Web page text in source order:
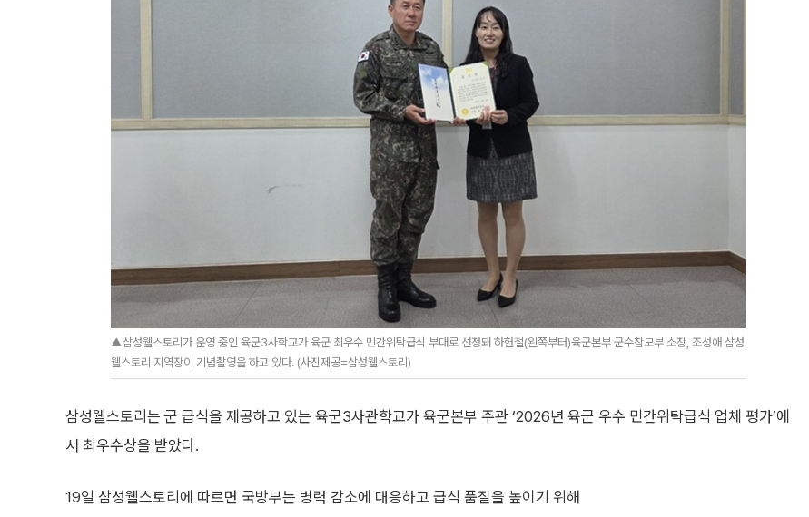
▲삼성웰스토리가 운영 중인 육군3사학교가 육군 최우수 민간위탁급식 부대로 선정돼 하헌철(왼쪽부터)육군본부 군수참모부 소장, 조성애 삼성
웰스토리 지역장이 기념촬영을 하고 있다. (사진제공=삼성웰스토리)
삼성웰스토리는 군 급식을 제공하고 있는 육군3사관학교가 육군본부 주관 ‘2026년 육군 우수 민간위탁급식 업체 평가’에
서 최우수상을 받았다.
19일 삼성웰스토리에 따르면 국방부는 병력 감소에 대응하고 급식 품질을 높이기 위해